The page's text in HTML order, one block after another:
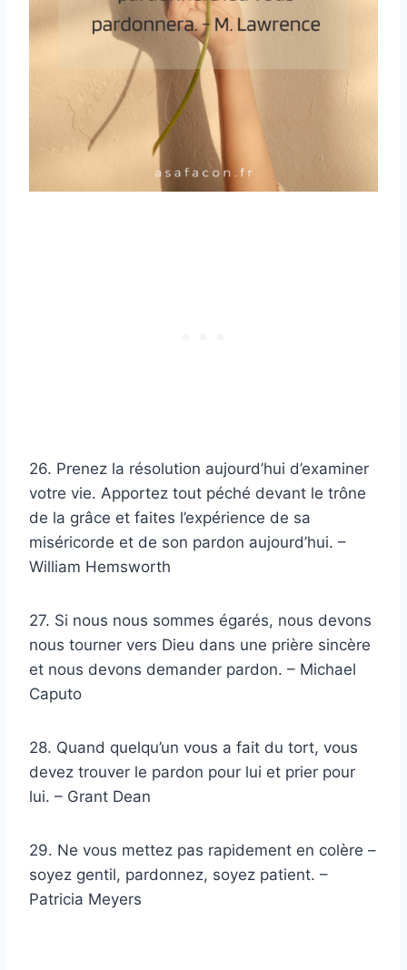
26. Prenez la résolution aujourd’hui d’examiner
votre vie. Apportez tout péché devant le trône
de la grâce et faites l’expérience de sa
miséricorde et de son pardon aujourd’hui. –
William Hemsworth
27. Si nous nous sommes égarés, nous devons
nous tourner vers Dieu dans une prière sincère
et nous devons demander pardon. – Michael
Caputo
28. Quand quelqu’un vous a fait du tort, vous
devez trouver le pardon pour lui et prier pour
lui. – Grant Dean
29. Ne vous mettez pas rapidement en colère –
soyez gentil, pardonnez, soyez patient. –
Patricia Meyers